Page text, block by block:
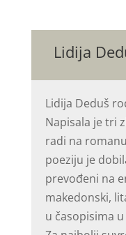
Lidija
Lidija Deduš
Napisala je tri
radi na
poeziju je
prevođeni na
makedonski,
u časopisima